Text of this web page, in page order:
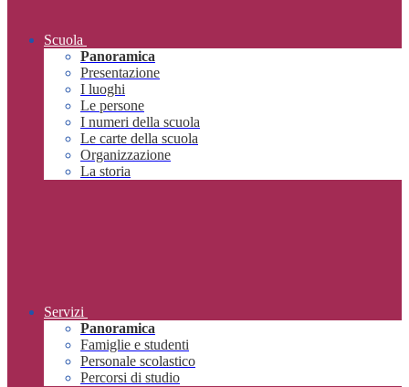
Scuola
Panoramica
Presentazione
I luoghi
Le persone
I numeri della scuola
Le carte della scuola
Organizzazione
La storia
Servizi
Panoramica
Famiglie e studenti
Personale scolastico
Percorsi di studio